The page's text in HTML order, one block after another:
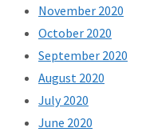
November 2020
October 2020
September 2020
August 2020
July 2020
June 2020